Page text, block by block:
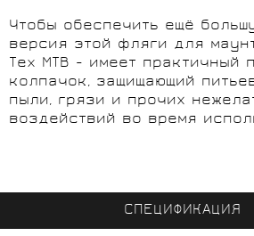
Чтобы обеспечить ещё
версия этой фляги для
Tex MTB - имеет практичный
колпачок, защищающий
пыли, грязи и прочих
воздействий во время
СПЕЦИФИКАЦИЯ